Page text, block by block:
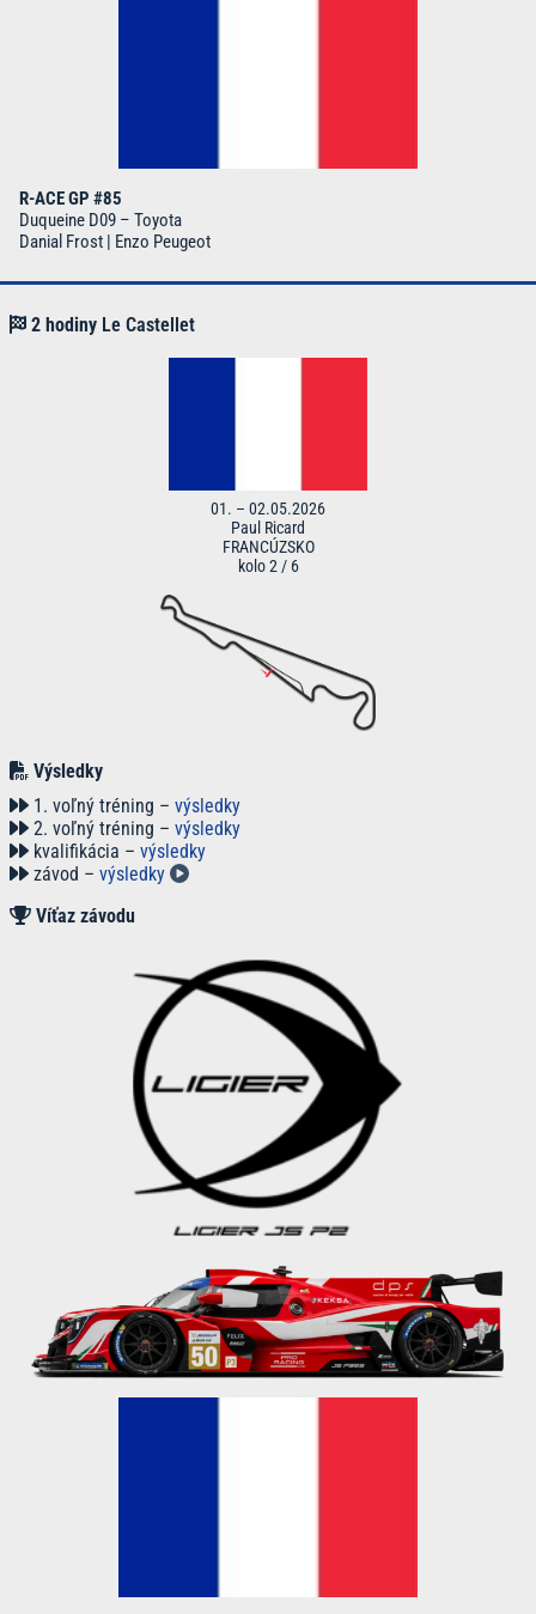
R-ACE GP #85
Duqueine D09 – Toyota
Danial Frost | Enzo Peugeot
2 hodiny Le Castellet
01. – 02.05.2026
Paul Ricard
FRANCÚZSKO
kolo 2 / 6
Výsledky
1. voľný tréning – výsledky
2. voľný tréning – výsledky
kvalifikácia – výsledky
závod – výsledky
Víťaz závodu